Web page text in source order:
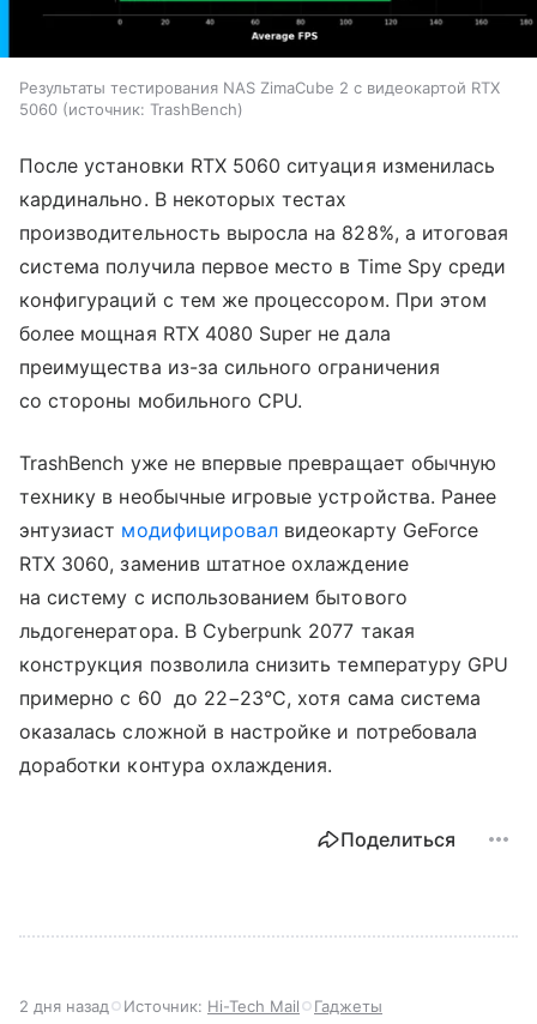
Результаты тестирования NAS ZimaCube 2 с видеокартой RTX
5060
источник: TrashBench
После установки RTX 5060 ситуация изменилась
кардинально. В некоторых тестах
производительность выросла на 828%, а итоговая
система получила первое место в Time Spy среди
конфигураций с тем же процессором. При этом
более мощная RTX 4080 Super не дала
преимущества из-за сильного ограничения
со стороны мобильного CPU.
TrashBench уже не впервые превращает обычную
технику в необычные игровые устройства. Ранее
энтузиаст модифицировал видеокарту GeForce
RTX 3060, заменив штатное охлаждение
на систему с использованием бытового
льдогенератора. В Cyberpunk 2077 такая
конструкция позволила снизить температуру GPU
примерно с 60 до 22−23°C, хотя сама система
оказалась сложной в настройке и потребовала
доработки контура охлаждения.
Поделиться
2 дня назад Источник: Hi-Tech Mail Гаджеты